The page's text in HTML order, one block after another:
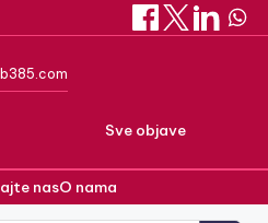
Sve objave
nasO nama